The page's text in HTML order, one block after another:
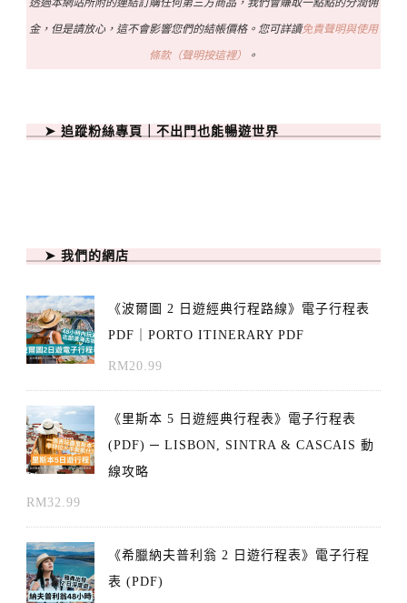
透過本網站所附的連結訂購任何第三方商品，我們會賺取一點點的分潤佣
金，但是請放心，這不會影響您們的結帳價格。您可詳讀免責聲明與使用
條款（聲明按這裡） 。
➤ 追蹤粉絲專頁｜不出門也能暢遊世界
➤ 我們的網店
《波爾圖 2 日遊經典行程路線》電子行程表
PDF｜PORTO ITINERARY PDF
RM20.99
《里斯本 5 日遊經典行程表》電子行程表
(PDF) ─ LISBON, SINTRA & CASCAIS 動
線攻略
RM32.99
《希臘納夫普利翁 2 日遊行程表》電子行程
表 (PDF)